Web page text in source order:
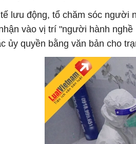
lưu động, tổ chăm sóc người
vào vị trí "người hành
ủy quyền bằng văn bản cho